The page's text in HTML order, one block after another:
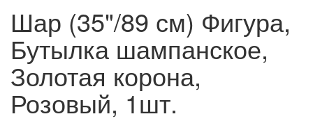
Шар (35"/89 см) Фигура,
Бутылка шампанское,
Золотая корона,
Розовый, 1шт.